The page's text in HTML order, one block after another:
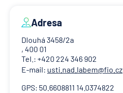
Adresa
Dlouhá 3458/2a
, 400 01
Tel.: +420 224 346 902
E-mail: usti.nad.labem@fio.cz
GPS: 50.6608811 14.0374822